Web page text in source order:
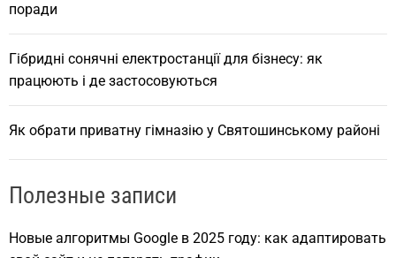
поради
Гібридні сонячні електростанції для бізнесу: як
працюють і де застосовуються
Як обрати приватну гімназію у Святошинському районі
Полезные записи
Новые алгоритмы Google в 2025 году: как адаптировать